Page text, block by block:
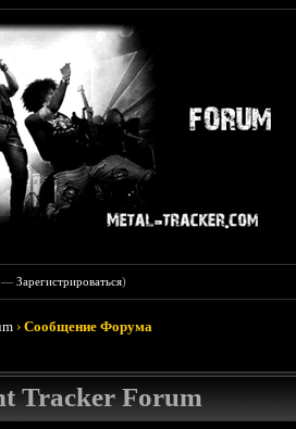
—Зарегистрироваться)
›Сообщение Форума
Tracker Forum